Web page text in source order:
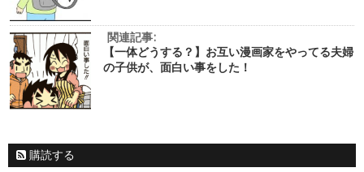
関連記事:
【一体どうする？】お互い漫画家をやってる夫婦
の子供が、面白い事をした！
購読する